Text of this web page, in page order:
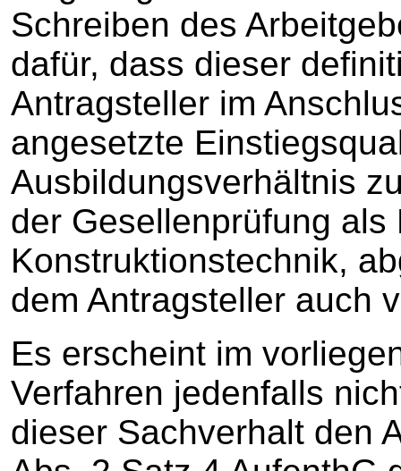
Schreiben des
dafür, dass dieser
Antragsteller im
angesetzte
Ausbildungsverhältnis
der Gesellenprüfung
Konstruktionstechnik,
dem Antragsteller auch
Es erscheint im
Verfahren jedenfalls
dieser Sachverhalt den